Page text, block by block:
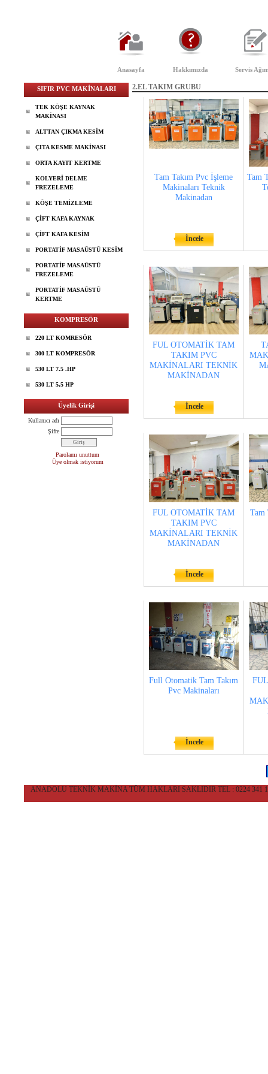
Anasayfa Hakkımızda Servis
SIFIR PVC MAKİNALARI
TEK KÖŞE KAYNAK
MAKİNASI
ALTTAN ÇIKMA KESİM
ÇITA KESME MAKİNASI
ORTA KAYIT KERTME
KOLYERİ DELME
FREZELEME
KÖŞE TEMİZLEME
ÇİFT KAFA KAYNAK
ÇİFT KAFA KESİM
PORTATİF MASAÜSTÜ KESİM
PORTATİF MASAÜSTÜ
FREZELEME
PORTATİF MASAÜSTÜ
KERTME
KOMPRESÖR
220 LT KOMRESÖR
300 LT KOMPRESÖR
530 LT 7.5 .HP
530 LT 5,5 HP
Üyelik Girişi
Kullanıcı adı
Şifre
Parolamı unuttum
Üye olmak istiyorum
2.EL TAKIM GRUBU
Tam Takım Pvc İşleme
Makinaları Teknik
Makinadan
İncele
Tam
FUL OTOMATİK TAM
TAKIM PVC
MAKİNALARI TEKNİK
MAKİNADAN
İncele
FUL OTOMATİK TAM
TAKIM PVC
MAKİNALARI TEKNİK
MAKİNADAN
İncele
Tam
Full Otomatik Tam Takım
Pvc Makinaları
İncele
ANADOLU TEKNİK MAKİNA TÜM HAKLARI SAKLIDIR TEL : 0224 341 10